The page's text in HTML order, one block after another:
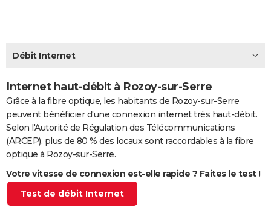
CARTE DE VOEUX
Carte de Noël
Carte Bonne année
Carte Saint-Valentin
Carte Pâques
Carte d'anniversaire
DICTIONNAIRE
PROGRAMME TV
COPAINS D'AVANT
S'inscrire
Se connecter
Lycées
Collèges
Primaires
Universités
Entreprises
Service militaire
Avis de recherche
Débit Internet
Internet haut-débit à Rozoy-sur-Serre
Grâce à la fibre optique, les habitants de Rozoy-sur-Serre
peuvent bénéficier d'une connexion internet très haut-débit.
Selon l'Autorité de Régulation des Télécommunications
(ARCEP), plus de 80 % des locaux sont raccordables à la fibre
optique à Rozoy-sur-Serre.
Votre vitesse de connexion est-elle rapide ? Faites le test !
Test de débit Internet